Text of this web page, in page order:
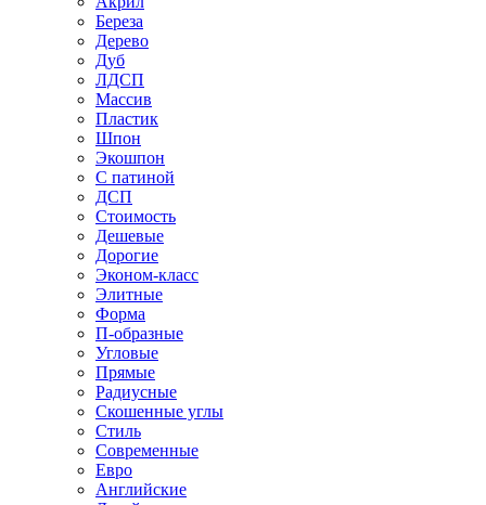
Береза
Дерево
Дуб
ЛДСП
Массив
Пластик
Шпон
Экошпон
С патиной
ДСП
Стоимость
Дешевые
Дорогие
Эконом-класс
Элитные
Форма
П-образные
Угловые
Прямые
Радиусные
Скошенные углы
Стиль
Современные
Евро
Английские